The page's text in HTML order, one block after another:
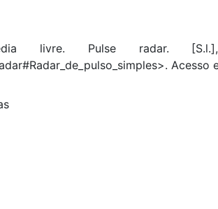
livre. Pulse radar.
Acesso